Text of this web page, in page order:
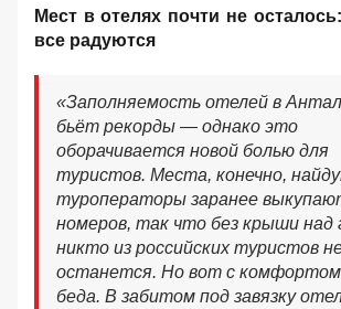
Мест в отелях почти не
все радуются
«Заполняемость отелей в
бьёт рекорды — однако это
оборачивается новой болью для
туристов. Места, конечно,
туроператоры заранее
номеров, так что без крыши над
никто из российских туристов
останется. Но вот с
беда. В забитом под завязку